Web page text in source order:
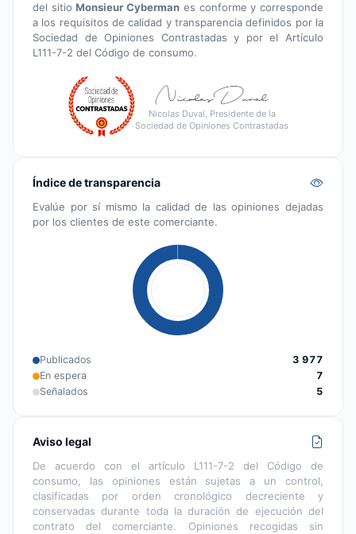
del sitioMonsieur Cyberman es conforme y corresponde
a los requisitos de calidad y transparencia definidos por la
Sociedad de Opiniones Contrastadas y por el Artículo
L111-7-2 del Código de consumo.
Nicolas Duval, Presidente de la
Sociedad de Opiniones Contrastadas
Índice de transparencia
Evalúe por sí mismo la calidad de las opiniones dejadas
por los clientes de este comerciante.
Publicados
3 977
En espera
7
Señalados
5
Aviso legal
De acuerdo con el artículo L111-7-2 del Código de
consumo, las opiniones están sujetas a un control,
clasificadas por orden cronológico decreciente y
conservadas durante toda la duración de ejecución del
contrato del comerciante. Opiniones recogidas sin